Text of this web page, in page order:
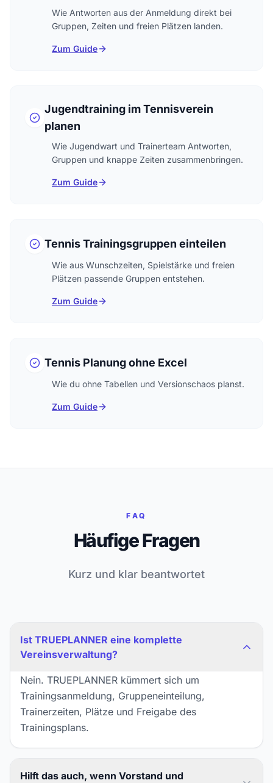
Wie Antworten aus der Anmeldung direkt bei
Gruppen, Zeiten und freien Plätzen landen.
Zum Guide
Jugendtraining im Tennisverein
planen
Wie Jugendwart und Trainerteam Antworten,
Gruppen und knappe Zeiten zusammenbringen.
Zum Guide
Tennis Trainingsgruppen einteilen
Wie aus Wunschzeiten, Spielstärke und freien
Plätzen passende Gruppen entstehen.
Zum Guide
Tennis Planung ohne Excel
Wie du ohne Tabellen und Versionschaos planst.
Zum Guide
FAQ
Häufige Fragen
Kurz und klar beantwortet
Ist TRUEPLANNER eine komplette
Vereinsverwaltung?
Nein. TRUEPLANNER kümmert sich um
Trainingsanmeldung, Gruppeneinteilung,
Trainerzeiten, Plätze und Freigabe des
Trainingsplans.
Hilft das auch, wenn Vorstand und